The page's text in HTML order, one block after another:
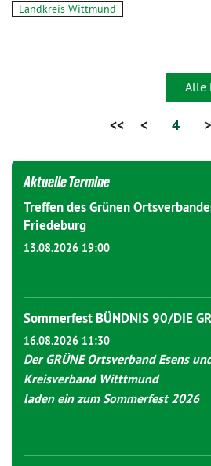
Landkreis Wittmund
Alle
<< < 4 >
Aktuelle Termine
Treffen des Grünen
Friedeburg
13.08.2026 19:00
Sommerfest BÜNDNIS 90/DIE
16.08.2026 11:30
Der GRÜNE Ortsverband Esens
Kreisverband Witttmund
laden ein zum Sommerfest 2026